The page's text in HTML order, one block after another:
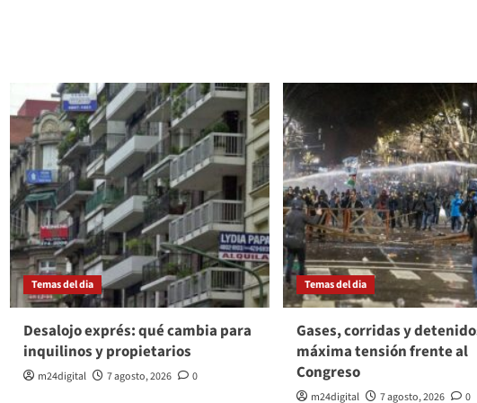
Temas del dia
Desalojo exprés: qué cambia para
inquilinos y propietarios
m24digital 7 agosto, 2026 0
Temas del dia
Gases, corridas y
máxima tensión frente al
Congreso
m24digital 7 agosto, 2026 0